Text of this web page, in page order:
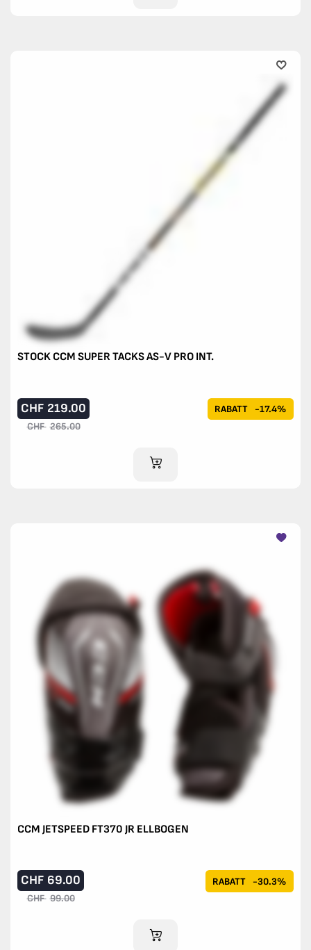
STOCK CCM SUPER TACKS AS-V PRO INT.
RABATT -17.4%
CHF 219.00
CHF 265.00
IM WARENKORB
CCM JETSPEED FT370 JR ELLBOGEN
RABATT -30.3%
CHF 69.00
CHF 99.00
IM WARENKORB